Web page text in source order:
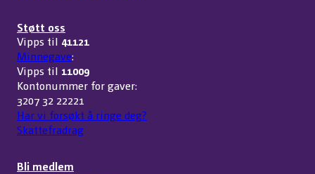
Støtt oss
Vipps til 41121
Minnegave:
Vipps til 11009
Kontonummer for gaver:
3207 32 22221
Har vi forsøkt å ringe deg?
Skattefradrag
Bli medlem